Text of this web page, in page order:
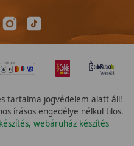
tartalma jogvédelem alatt áll!
írásos engedélye nélkül tilos.
webáruház készítés